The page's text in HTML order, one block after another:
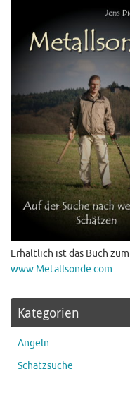
Erhältlich ist das Buch
www.Metallsonde.com
Kategorien
Angeln
Schatzsuche